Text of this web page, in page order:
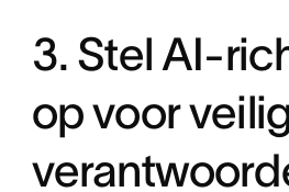
3. Stel AI-
op voor